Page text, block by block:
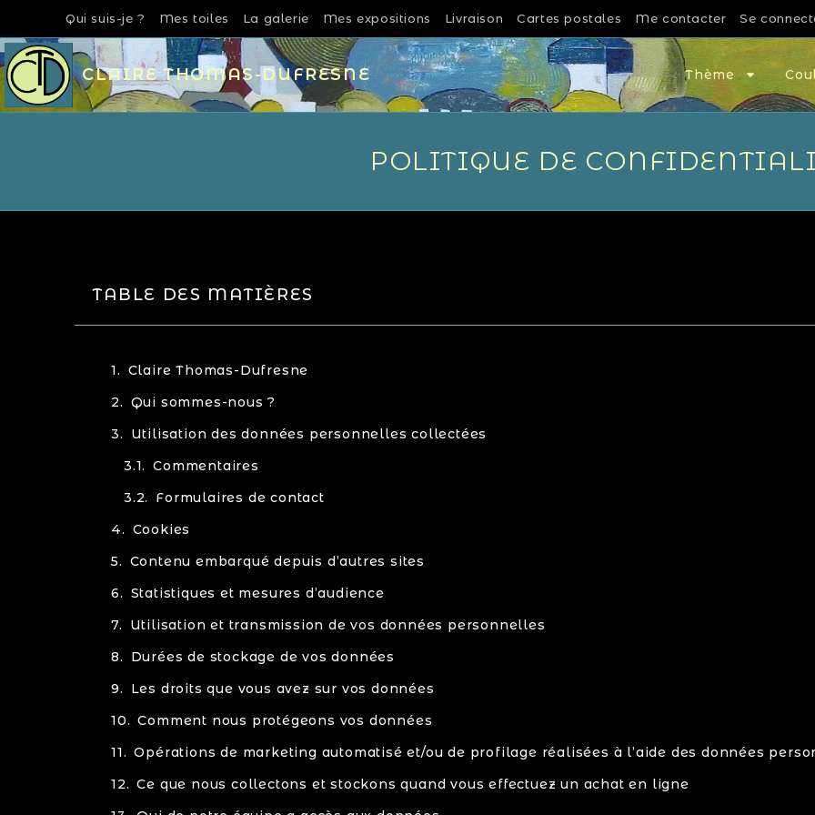
Qui suis-je ? Mes toiles La galerie Mes expositions Livraison Cartes postales Me contacter Se
CLAIRE THOMAS-DUFRESNE Thème
POLITIQUE DE
TABLE DES MATIÈRES
Claire Thomas-Dufresne
Qui sommes-nous ?
Utilisation des données personnelles collectées
Commentaires
Formulaires de contact
Cookies
Contenu embarqué depuis d’autres sites
Statistiques et mesures d’audience
Utilisation et transmission de vos données personnelles
Durées de stockage de vos données
Les droits que vous avez sur vos données
Comment nous protégeons vos données
Opérations de marketing automatisé et/ou de profilage réalisées à l’aide des données
Ce que nous collectons et stockons quand vous effectuez un achat en ligne